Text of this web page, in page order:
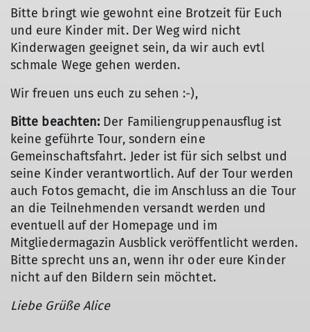
Bitte bringt wie gewohnt eine Brotzeit für Euch
und eure Kinder mit. Der Weg wird nicht
Kinderwagen geeignet sein, da wir auch evtl
schmale Wege gehen werden.
Wir freuen uns euch zu sehen :-),
Bitte beachten: Der Familiengruppenausflug ist
keine geführte Tour, sondern eine
Gemeinschaftsfahrt. Jeder ist für sich selbst und
seine Kinder verantwortlich. Auf der Tour werden
auch Fotos gemacht, die im Anschluss an die Tour
an die Teilnehmenden versandt werden und
eventuell auf der Homepage und im
Mitgliedermagazin Ausblick veröffentlicht werden.
Bitte sprecht uns an, wenn ihr oder eure Kinder
nicht auf den Bildern sein möchtet.
Liebe Grüße Alice